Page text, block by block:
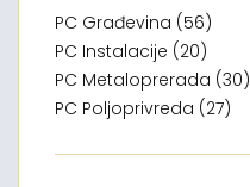
PC Građevina (56)
PC Instalacije (20)
PC Metaloprerada (30)
PC Poljoprivreda (27)